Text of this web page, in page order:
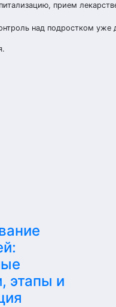
прием
над подростком
этапы и